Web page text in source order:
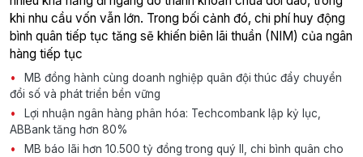
khi nhu cầu vốn vẫn lớn. Trong bối cảnh đó, chi phí huy động
bình quân tiếp tục tăng sẽ khiến biên lãi thuần (NIM) của ngân
hàng tiếp tục
MB đồng hành cùng doanh nghiệp quân đội thúc đẩy chuyển
đổi số và phát triển bền vững
Lợi nhuận ngân hàng phân hóa: Techcombank lập kỷ lục,
ABBank tăng hơn 80%
MB báo lãi hơn 10.500 tỷ đồng trong quý II, chi bình quân cho